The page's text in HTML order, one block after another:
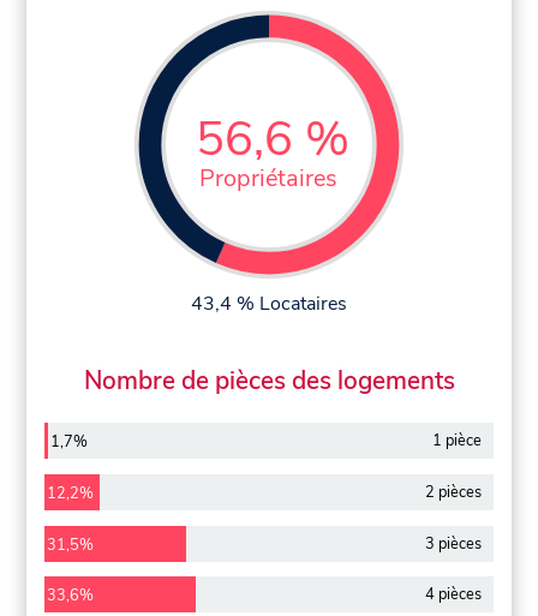
56,6 %
Propriétaires
43,4 % Locataires
Nombre de pièces des logements
1,7% 1 pièce
12,2% 2 pièces
31,5% 3 pièces
33,6% 4 pièces